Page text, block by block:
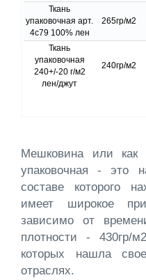
Ткань
упаковочная арт.
4с79 100% лен
265гр/м2
Ткань
упаковочная
240+/-20 г/м2
лен/джут
240гр/м2
Мешковина или
упаковочная - это
составе которого
имеет широкое
зависимо от
плотности - 430гр/
которых нашла
отраслях.